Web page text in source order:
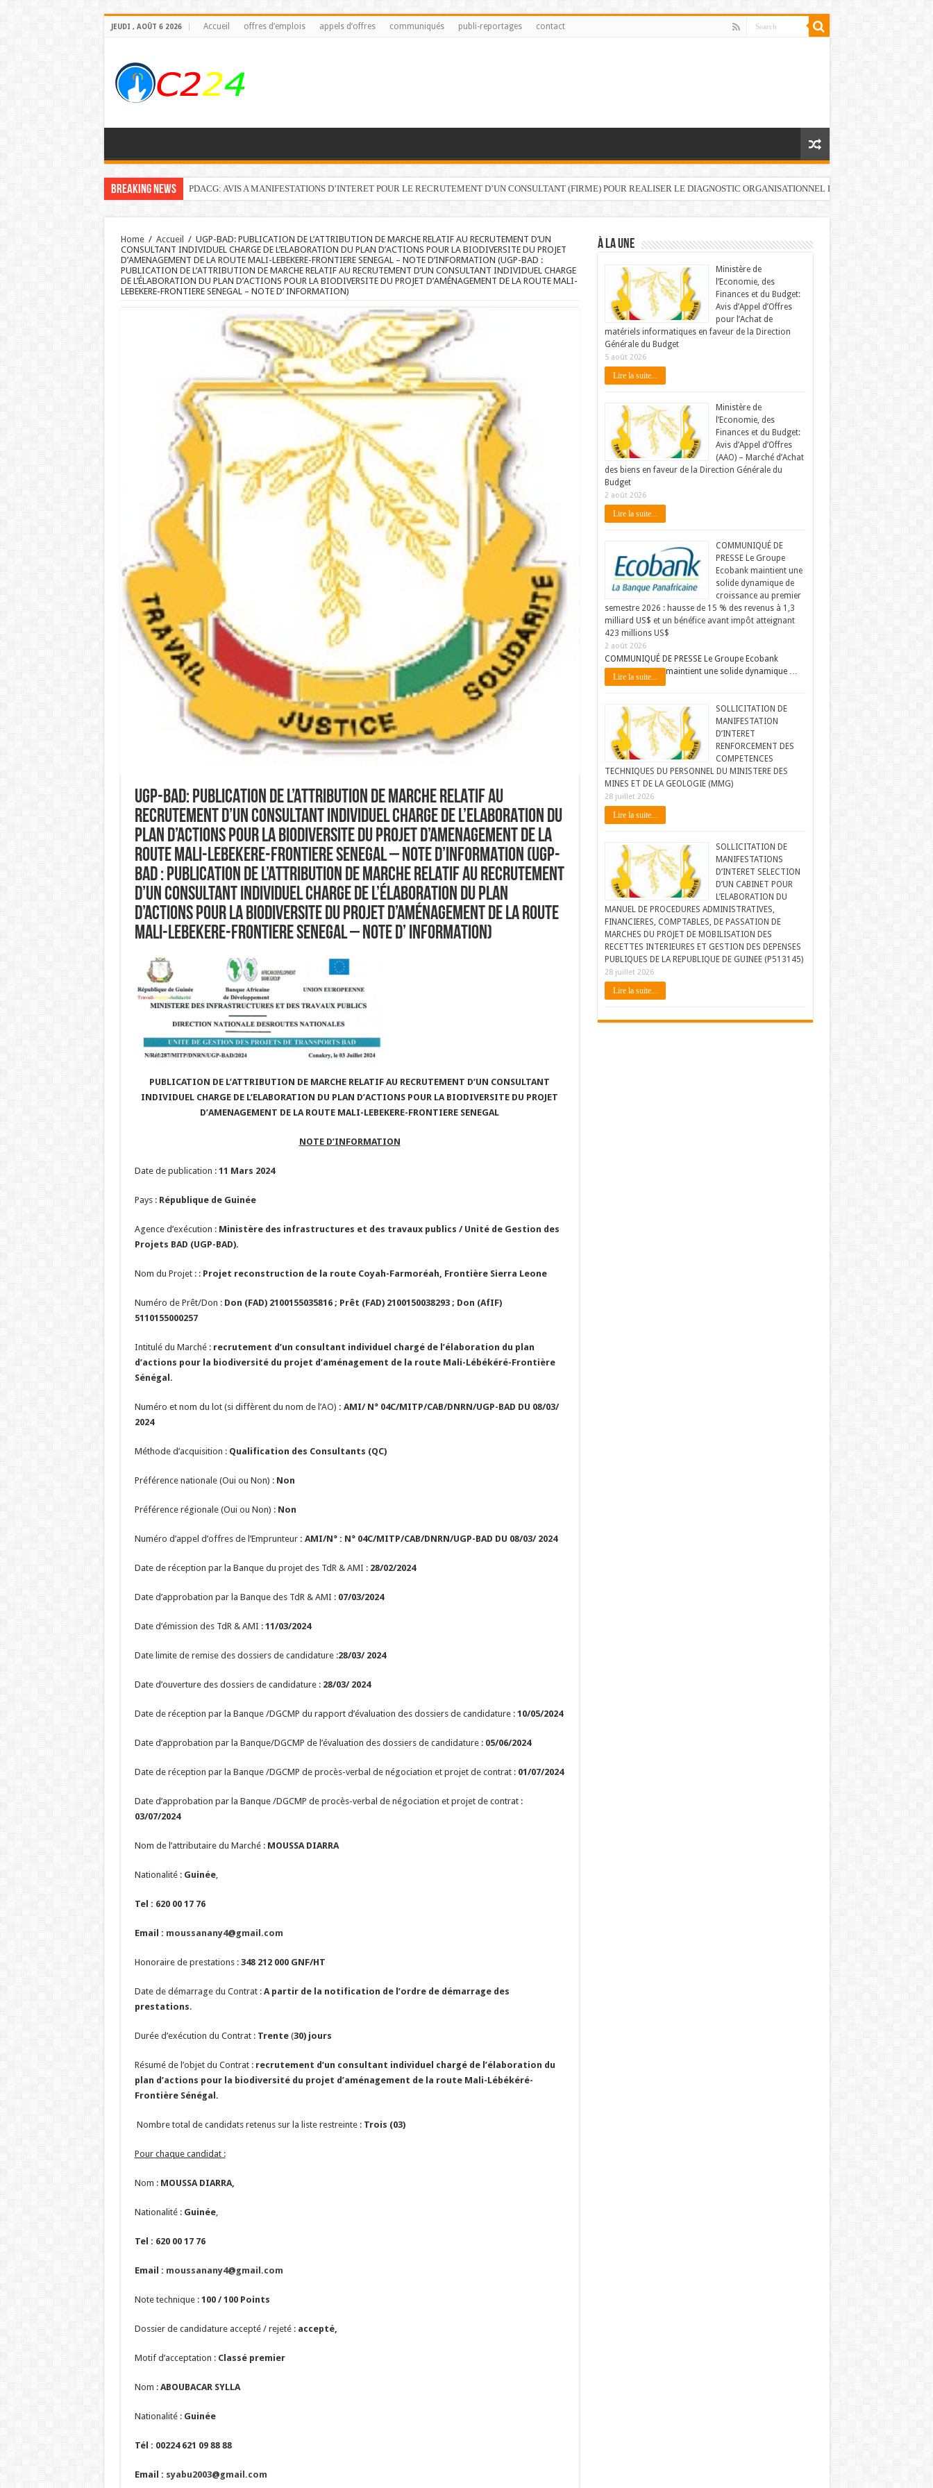
JEUDI , AOÛT 6 2026 Accueil offres d’emplois appels d’offres communiqués publi-reportages contact
Breaking News PDACG: AVIS A MANIFESTATIONS D’INTERET POUR LE RECRUTEMENT D’UN CONSULTANT (FIRME) POUR REALISER LE DIAGNOSTIC ORGANISATIONNEL DU FONDS DE
Home / Accueil / UGP-BAD: PUBLICATION DE L’ATTRIBUTION DE MARCHE RELATIF AU RECRUTEMENT D’UN
CONSULTANT INDIVIDUEL CHARGE DE L’ELABORATION DU PLAN D’ACTIONS POUR LA BIODIVERSITE DU PROJET
D’AMENAGEMENT DE LA ROUTE MALI-LEBEKERE-FRONTIERE SENEGAL – NOTE D’INFORMATION (UGP-BAD :
PUBLICATION DE L’ATTRIBUTION DE MARCHE RELATIF AU RECRUTEMENT D’UN CONSULTANT INDIVIDUEL CHARGE
DE L’ÉLABORATION DU PLAN D’ACTIONS POUR LA BIODIVERSITE DU PROJET D’AMÉNAGEMENT DE LA ROUTE MALI-
LEBEKERE-FRONTIERE SENEGAL – NOTE D’ INFORMATION)
UGP-BAD: PUBLICATION DE L’ATTRIBUTION DE MARCHE RELATIF AU
RECRUTEMENT D’UN CONSULTANT INDIVIDUEL CHARGE DE L’ELABORATION DU
PLAN D’ACTIONS POUR LA BIODIVERSITE DU PROJET D’AMENAGEMENT DE LA
ROUTE MALI-LEBEKERE-FRONTIERE SENEGAL – NOTE D’INFORMATION (UGP-
BAD : PUBLICATION DE L’ATTRIBUTION DE MARCHE RELATIF AU RECRUTEMENT
D’UN CONSULTANT INDIVIDUEL CHARGE DE L’ÉLABORATION DU PLAN
D’ACTIONS POUR LA BIODIVERSITE DU PROJET D’AMÉNAGEMENT DE LA ROUTE
MALI-LEBEKERE-FRONTIERE SENEGAL – NOTE D’ INFORMATION)
PUBLICATION DE L’ATTRIBUTION DE MARCHE RELATIF AU RECRUTEMENT D’UN CONSULTANT
INDIVIDUEL CHARGE DE L’ELABORATION DU PLAN D’ACTIONS POUR LA BIODIVERSITE DU PROJET
D’AMENAGEMENT DE LA ROUTE MALI-LEBEKERE-FRONTIERE SENEGAL
NOTE D’INFORMATION
Date de publication : 11 Mars 2024
Pays : République de Guinée
Agence d’exécution : Ministère des infrastructures et des travaux publics / Unité de Gestion des
Projets BAD (UGP-BAD).
Nom du Projet : : Projet reconstruction de la route Coyah-Farmoréah, Frontière Sierra Leone
Numéro de Prêt/Don : Don (FAD) 2100155035816 ; Prêt (FAD) 2100150038293 ; Don (AfIF)
5110155000257
Intitulé du Marché : recrutement d’un consultant individuel chargé de l’élaboration du plan
d’actions pour la biodiversité du projet d’aménagement de la route Mali-Lébékéré-Frontière
Sénégal.
Numéro et nom du lot (si diffèrent du nom de l’AO) : AMI/ N° 04C/MITP/CAB/DNRN/UGP-BAD DU 08/03/
2024
Méthode d’acquisition : Qualification des Consultants (QC)
Préférence nationale (Oui ou Non) : Non
Préférence régionale (Oui ou Non) : Non
Numéro d’appel d’offres de l’Emprunteur: AMI/N° : N° 04C/MITP/CAB/DNRN/UGP-BAD DU 08/03/ 2024
Date de réception par la Banque du projet des TdR & AMI : 28/02/2024
Date d’approbation par la Banque des TdR & AMI : 07/03/2024
Date d’émission des TdR & AMI : 11/03/2024
Date limite de remise des dossiers de candidature :28/03/ 2024
Date d’ouverture des dossiers de candidature : 28/03/ 2024
Date de réception par la Banque /DGCMP du rapport d’évaluation des dossiers de candidature : 10/05/2024
Date d’approbation par la Banque/DGCMP de l’évaluation des dossiers de candidature : 05/06/2024
Date de réception par la Banque /DGCMP de procès-verbal de négociation et projet de contrat : 01/07/2024
Date d’approbation par la Banque /DGCMP de procès-verbal de négociation et projet de contrat :
03/07/2024
Nom de l’attributaire du Marché : MOUSSA DIARRA
Nationalité : Guinée,
Tel : 620 00 17 76
Email : moussanany4@gmail.com
Honoraire de prestations : 348 212 000 GNF/HT
Date de démarrage du Contrat : A partir de la notification de l’ordre de démarrage des
prestations.
Durée d’exécution du Contrat : Trente(30) jours
Résumé de l’objet du Contrat : recrutement d’un consultant individuel chargé de l’élaboration du
plan d’actions pour la biodiversité du projet d’aménagement de la route Mali-Lébékéré-
Frontière Sénégal .
Nombre total de candidats retenus sur la liste restreinte : Trois (03)
Pour chaque candidat :
Nom : MOUSSA DIARRA,
Nationalité : Guinée,
Tel : 620 00 17 76
Email : moussanany4@gmail.com
Note technique : 100 / 100 Points
Dossier de candidature accepté / rejeté :accepté,
Motif d’acceptation : Classé premier
Nom : ABOUBACAR SYLLA
Nationalité : Guinée
Tél : 00224 621 09 88 88
Email : syabu2003@gmail.com
À LA UNE
Ministère de
l’Economie, des
Finances et du Budget:
Avis d’Appel d’Offres
pour l’Achat de
matériels informatiques en faveur de la Direction
Générale du Budget
5 août 2026
Lire la suite...
Ministère de
l’Economie, des
Finances et du Budget:
Avis d’Appel d’Offres
(AAO) – Marché d’Achat
des biens en faveur de la Direction Générale du
Budget
2 août 2026
Lire la suite...
COMMUNIQUÉ DE
PRESSE Le Groupe
Ecobank maintient une
solide dynamique de
croissance au premier
semestre 2026 : hausse de 15 % des revenus à 1,3
milliard US$ et un bénéfice avant impôt atteignant
423 millions US$
2 août 2026
COMMUNIQUÉ DE PRESSE Le Groupe Ecobank
maintient une solide dynamique …
Lire la suite...
SOLLICITATION DE
MANIFESTATION
D’INTERET
RENFORCEMENT DES
COMPETENCES
TECHNIQUES DU PERSONNEL DU MINISTERE DES
MINES ET DE LA GEOLOGIE (MMG)
28 juillet 2026
Lire la suite...
SOLLICITATION DE
MANIFESTATIONS
D’INTERET SELECTION
D’UN CABINET POUR
L’ELABORATION DU
MANUEL DE PROCEDURES ADMINISTRATIVES,
FINANCIERES, COMPTABLES, DE PASSATION DE
MARCHES DU PROJET DE MOBILISATION DES
RECETTES INTERIEURES ET GESTION DES DEPENSES
PUBLIQUES DE LA REPUBLIQUE DE GUINEE (P513145)
28 juillet 2026
Lire la suite...